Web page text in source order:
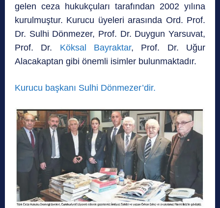
gelen ceza hukukçuları tarafından 2002 yılına
kurulmuştur. Kurucu üyeleri arasında Ord. Prof.
Dr. Sulhi Dönmezer, Prof. Dr. Duygun Yarsuvat,
Prof. Dr. Köksal Bayraktar, Prof. Dr. Uğur
Alacakaptan gibi önemli isimler bulunmaktadır.
Kurucu başkanı Sulhi Dönmezer’dir.